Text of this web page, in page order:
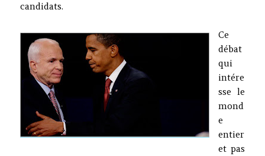
candidats.
Ce
débat
qui
intére
sse le
mond
e
entier
et pas